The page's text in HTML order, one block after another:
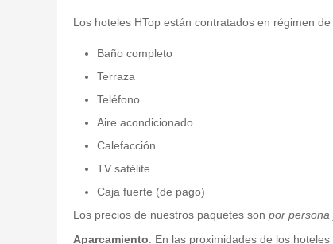
Los hoteles HTop están contratados en régimen de
Baño completo
Terraza
Teléfono
Aire acondicionado
Calefacción
TV satélite
Caja fuerte (de pago)
Los precios de nuestros paquetes son por persona
Aparcamiento: En las proximidades de los